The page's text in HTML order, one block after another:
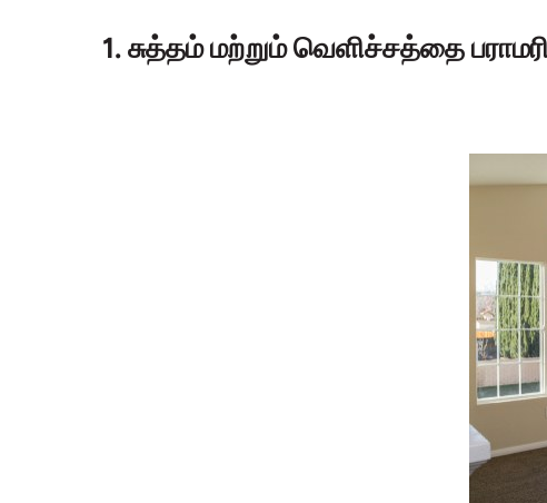
1. சுத்தம் மற்றும் வெளிச்சத்தை